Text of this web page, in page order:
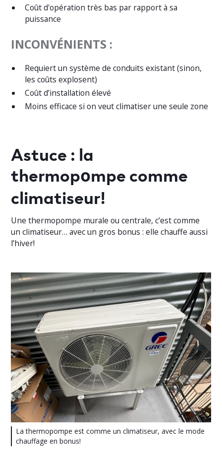
Coût d'opération très bas par rapport à sa
puissance
INCONVÉNIENTS :
Requiert un système de conduits existant (sinon,
les coûts explosent)
Coût d’installation élevé
Moins efficace si on veut climatiser une seule zone
Astuce : la
thermopompe comme
climatiseur!
Une thermopompe murale ou centrale, c’est comme
un climatiseur… avec un gros bonus : elle chauffe aussi
l’hiver!
La thermopompe est comme un climatiseur, avec le mode
chauffage en bonus!